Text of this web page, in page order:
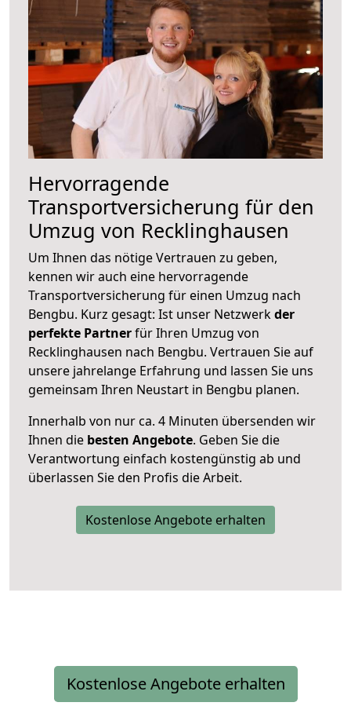
Hervorragende
Transportversicherung für den
Umzug von Recklinghausen
Um Ihnen das nötige Vertrauen zu geben,
kennen wir auch eine hervorragende
Transportversicherung für einen Umzug nach
Bengbu. Kurz gesagt: Ist unser Netzwerkder
perfekte Partnerfür Ihren Umzug von
Recklinghausen nach Bengbu. Vertrauen Sie auf
unsere jahrelange Erfahrung und lassen Sie uns
gemeinsam Ihren Neustart in Bengbu planen.
Innerhalb von nur ca. 4 Minuten übersenden wir
Ihnen die besten Angebote. Geben Sie die
Verantwortung einfach kostengünstig ab und
überlassen Sie den Profis die Arbeit.
Kostenlose Angebote erhalten
Kostenlose Angebote erhalten